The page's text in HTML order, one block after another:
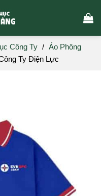
Công Ty / Áo Phông
Ty Điện Lực